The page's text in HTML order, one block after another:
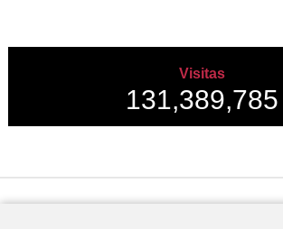
Visitas
131,389,785